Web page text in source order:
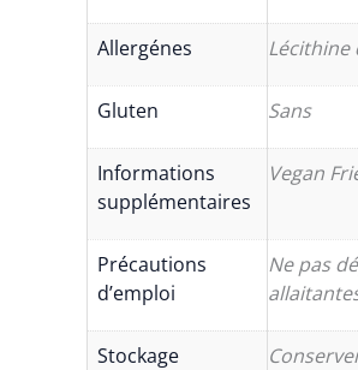
Allergénes Lécithine
Gluten Sans
Informations
supplémentaires
Vegan
Précautions
d’emploi
Ne pas
Stockage